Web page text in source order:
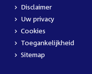
Disclaimer
Uw privacy
Cookies
Toegankelijkheid
Sitemap